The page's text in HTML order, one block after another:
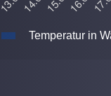
Temperatur in